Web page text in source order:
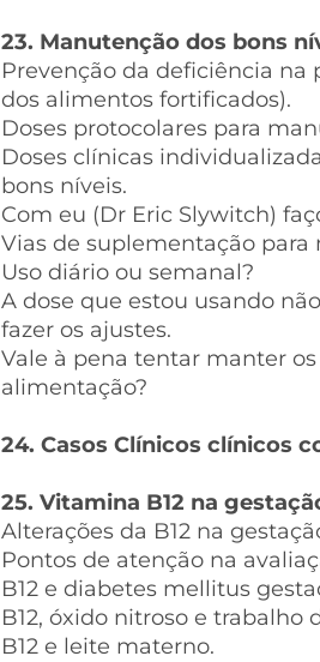
23. Manutenção dos bons
Prevenção da deficiência na
dos alimentos fortificados).
Doses protocolares para
Doses clínicas
bons níveis.
Com eu (Dr Eric Slywitch)
Vias de suplementação para
Uso diário ou semanal?
A dose que estou usando
fazer os ajustes.
Vale à pena tentar manter
alimentação?
24. Casos Clínicos clínicos
25. Vitamina B12 na
Alterações da B12 na
Pontos de atenção na
B12 e diabetes mellitus
B12, óxido nitroso e trabalho
B12 e leite materno.